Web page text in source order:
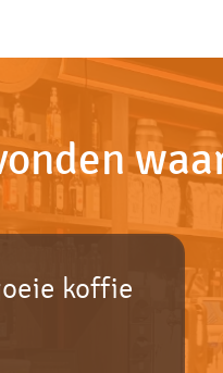
koffie